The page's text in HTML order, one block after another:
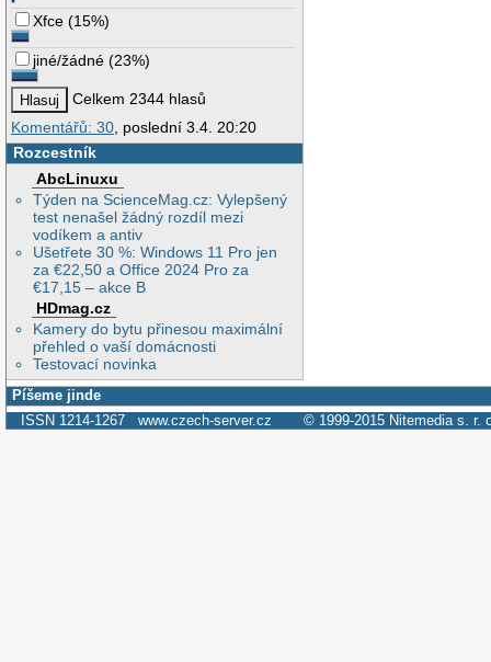
Xfce (15%)
jiné/žádné (23%)
Celkem 2344 hlasů
Komentářů: 30 , poslední 3.4. 20:20
Rozcestník
AbcLinuxu
Týden na ScienceMag.cz: Vylepšený
test nenašel žádný rozdíl mezi
vodíkem a antiv
Ušetřete 30 %: Windows 11 Pro jen
za €22,50 a Office 2024 Pro za
€17,15 – akce B
HDmag.cz
Kamery do bytu přinesou maximální
přehled o vaší domácnosti
Testovací novinka
Píšeme jinde
ISSN 1214-1267 www.czech-server.cz © 1999-2015 Nitemedia s. r.